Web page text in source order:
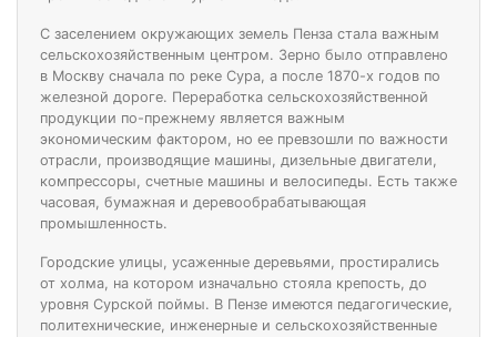
С заселением окружающих земель Пенза стала важным
сельскохозяйственным центром. Зерно было отправлено
в Москву сначала по реке Сура, а после 1870-х годов по
железной дороге. Переработка сельскохозяйственной
продукции по-прежнему является важным
экономическим фактором, но ее превзошли по важности
отрасли, производящие машины, дизельные двигатели,
компрессоры, счетные машины и велосипеды. Есть также
часовая, бумажная и деревообрабатывающая
промышленность.
Городские улицы, усаженные деревьями, простирались
от холма, на котором изначально стояла крепость, до
уровня Сурской поймы. В Пензе имеются педагогические,
политехнические, инженерные и сельскохозяйственные